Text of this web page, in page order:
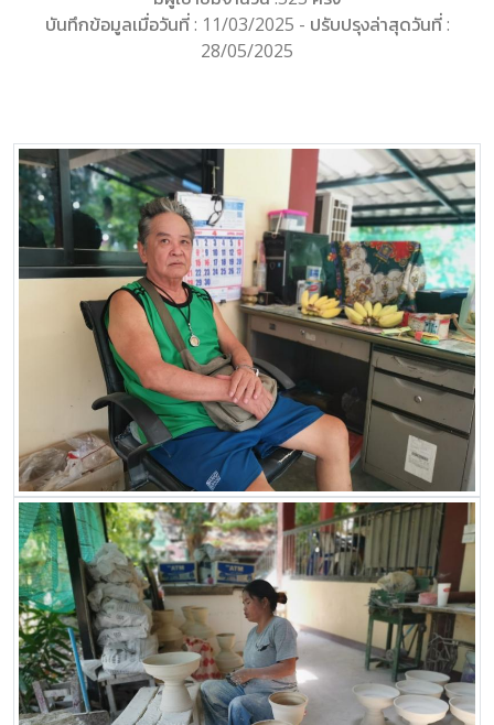
บันทึกข้อมูลเมื่อวันที่ : 11/03/2025 - ปรับปรุงล่าสุดวันที่ :
28/05/2025